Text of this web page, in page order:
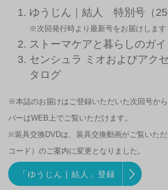
ゆうじん｜結人 特別号（25
※次回発行時より最新号をお届けします
ストーマケアと暮らしのガイ
センシュラ ミオおよびアク
タログ
※本誌のお届けはご登録いただいた次回号か
バーはWEB上でご覧いただけます。
※装具交換DVDは、装具交換動画がご覧いた
コード）のご案内に変更となりました。
「ゆうじん | 結人」登録